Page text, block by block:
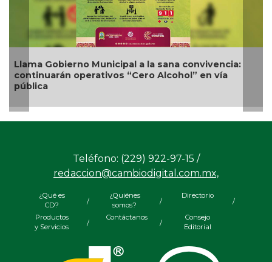
Llama Gobierno Municipal a la sana convivencia:
continuarán operativos “Cero Alcohol” en vía
pública
Teléfono: (229) 922-97-15 /
redaccion@cambiodigital.com.mx,
¿Qué es
CD?
/
¿Quiénes
somos?
/
Directorio
/
Productos
y Servicios
/
Contáctanos
/
Consejo
Editorial